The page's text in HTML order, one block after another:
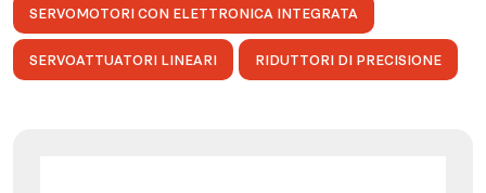
SERVOMOTORI CON ELETTRONICA INTEGRATA
SERVOATTUATORI LINEARI RIDUTTORI DI PRECISIONE